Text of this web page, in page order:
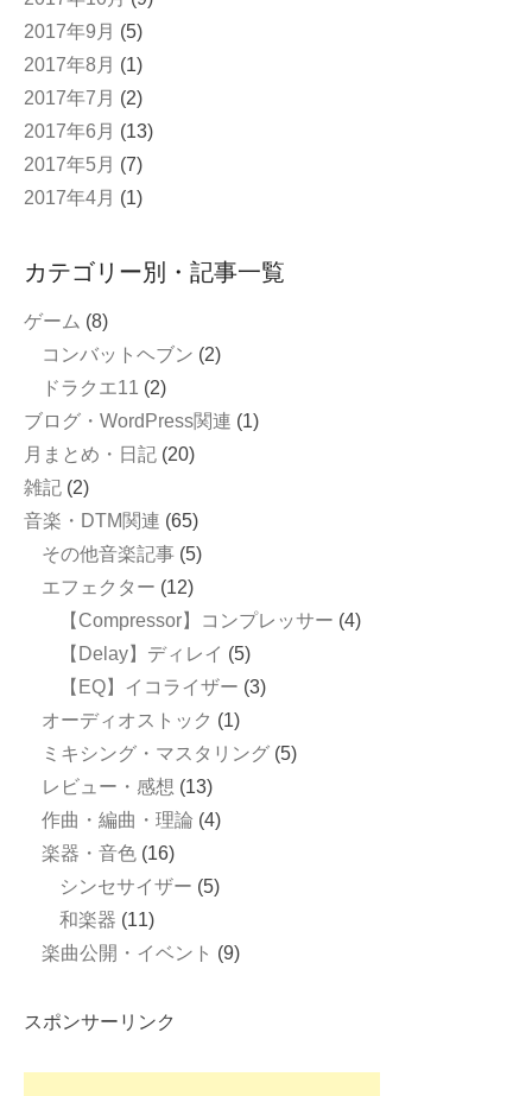
2017年9月 (5)
2017年8月 (1)
2017年7月 (2)
2017年6月 (13)
2017年5月 (7)
2017年4月 (1)
カテゴリー別・記事一覧
ゲーム (8)
コンバットヘブン (2)
ドラクエ11 (2)
ブログ・WordPress関連 (1)
月まとめ・日記 (20)
雑記 (2)
音楽・DTM関連 (65)
その他音楽記事 (5)
エフェクター (12)
【Compressor】コンプレッサー (4)
【Delay】ディレイ (5)
【EQ】イコライザー (3)
オーディオストック (1)
ミキシング・マスタリング (5)
レビュー・感想 (13)
作曲・編曲・理論 (4)
楽器・音色 (16)
シンセサイザー (5)
和楽器 (11)
楽曲公開・イベント (9)
スポンサーリンク